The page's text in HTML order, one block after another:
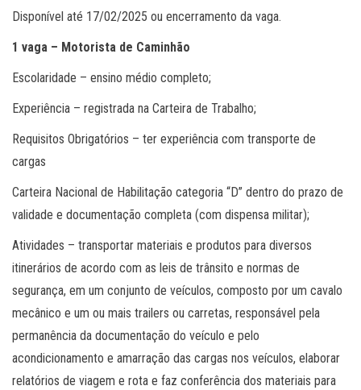
Disponível até 17/02/2025 ou encerramento da vaga.
1 vaga – Motorista de Caminhão
Escolaridade – ensino médio completo;
Experiência – registrada na Carteira de Trabalho;
Requisitos Obrigatórios – ter experiência com transporte de
cargas
Carteira Nacional de Habilitação categoria “D” dentro do prazo de
validade e documentação completa (com dispensa militar);
Atividades – transportar materiais e produtos para diversos
itinerários de acordo com as leis de trânsito e normas de
segurança, em um conjunto de veículos, composto por um cavalo
mecânico e um ou mais trailers ou carretas, responsável pela
permanência da documentação do veículo e pelo
acondicionamento e amarração das cargas nos veículos, elaborar
relatórios de viagem e rota e faz conferência dos materiais para